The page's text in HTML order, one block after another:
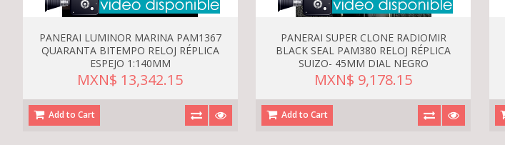
PANERAI LUMINOR MARINA PAM1367
QUARANTA BITEMPO RELOJ RÉPLICA
ESPEJO 1:140MM
MXN$ 13,342.15
Add to Cart
PANERAI SUPER CLONE RADIOMIR
BLACK SEAL PAM380 RELOJ RÉPLICA
SUIZO- 45MM DIAL NEGRO
MXN$ 9,178.15
Add to Cart